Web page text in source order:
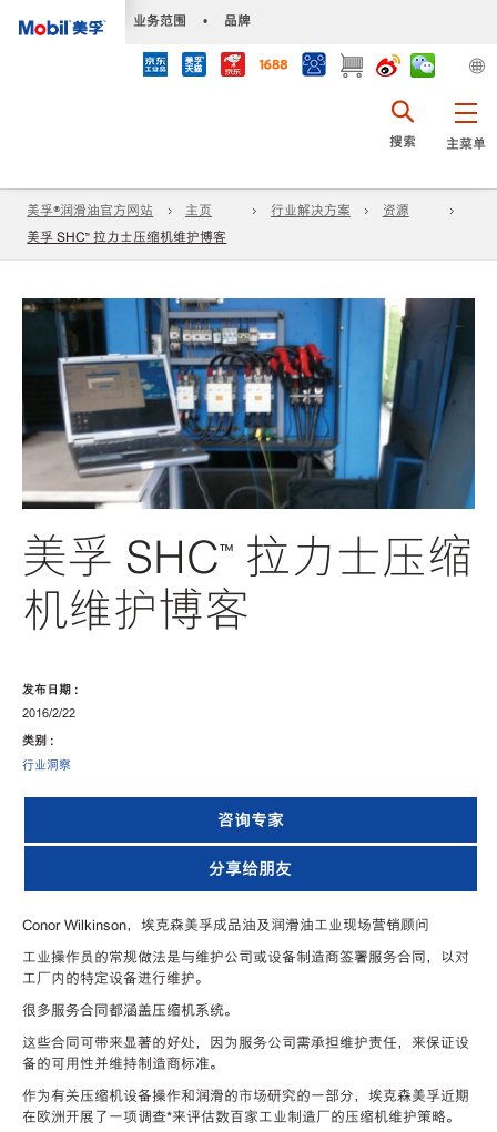
业务范围 • 品牌
主菜单
搜索
美孚®润滑油官方网站 主页 行业解决方案
资源
美孚 SHC™ 拉力士压缩机维护博客
美孚 SHC™ 拉力士压缩
机维护博客
发布日期 :
2016/2/22
类别 :
行业洞察
咨询专家
分享给朋友
Conor Wilkinson，埃克森美孚成品油及润滑油工业现场营销顾问
工业操作员的常规做法是与维护公司或设备制造商签署服务合同，以对
工厂内的特定设备进行维护。
很多服务合同都涵盖压缩机系统。
这些合同可带来显著的好处，因为服务公司需承担维护责任，来保证设
备的可用性并维持制造商标准。
作为有关压缩机设备操作和润滑的市场研究的一部分，埃克森美孚近期
在欧洲开展了一项调查*来评估数百家工业制造厂的压缩机维护策略。